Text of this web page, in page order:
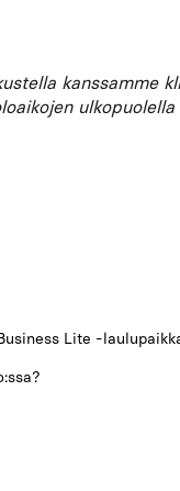
kanssamme
Lite -